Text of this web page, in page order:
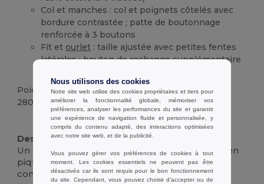
Col et manches : col et poignets côtelés avec
bordure contrastée ; patte de boutonnage
renforcée à 3 boutons
Fit et ourlet : taille ajustée avec petites fentes
latérales ; bouton de rechange supplémentaire
Poids
280 g.
Stock élévé Personnalisé
Description :
Un élégant polo à manches courtes fabriqué en
piqué decoton100% cardé respirant pour un
confort quotidien fiable (la variante 183
Nous utilisons des cookies
Notre site web utilise des cookies propriétaires et tiers pour
améliorer la fonctionnalité globale, mémoriser vos
préférences, analyser les performances du site et garantir
une expérience de navigation fluide et personnalisée, y
compris du contenu adapté, des interactions optimisées
avec notre site web, et de la publicité.
Vous pouvez gérer vos préférences de cookies à tout
moment. Les cookies essentiels ne peuvent pas être
désactivés car ils sont requis pour le bon fonctionnement
du site. Cependant, vous pouvez choisir d’accepter ou de